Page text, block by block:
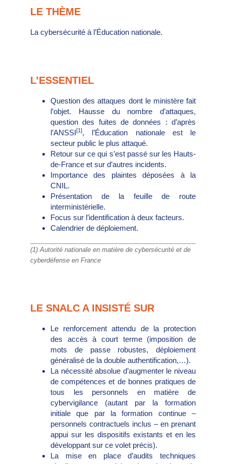
LE THÈME
La cybersécurité à l’Éducation nationale.
L’ESSENTIEL
Question des attaques dont le ministère fait
l’objet. Hausse du nombre d’attaques,
question des fuites de données : d’après
l’ANSSI[1], l’Éducation nationale est le
secteur public le plus attaqué.
Retour sur ce qui s’est passé sur les Hauts-
de-France et sur d’autres incidents.
Importance des plaintes déposées à la
CNIL.
Présentation de la feuille de route
interministérielle.
Focus sur l’identification à deux facteurs.
Calendrier de déploiement.
(1) Autorité nationale en matière de cybersécurité et de
cyberdéfense en France
LE SNALC A INSISTÉ SUR
Le renforcement attendu de la protection
des accès à court terme (imposition de
mots de passe robustes, déploiement
généralisé de la double authentification,…).
La nécessité absolue d’augmenter le niveau
de compétences et de bonnes pratiques de
tous les personnels en matière de
cybervigilance (autant par la formation
initiale que par la formation continue –
personnels contractuels inclus – en prenant
appui sur les dispositifs existants et en les
développant sur ce volet précis).
La mise en place d’audits techniques